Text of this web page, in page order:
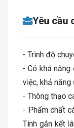
Yêu cầu
- Trình độ
- Có khả năng
việc, khả năng
- Thông thạo
- Phẩm chất
Tính gắn kết